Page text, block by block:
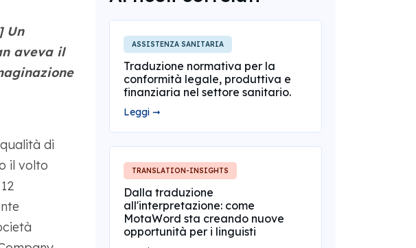
Un
aveva il
di
il volto
ASSISTENZA SANITARIA
Traduzione normativa per la
conformità legale, produttiva e
finanziaria nel settore sanitario.
Leggi ➞
TRANSLATION-INSIGHTS
Dalla traduzione
all'interpretazione: come
MotaWord sta creando nuove
opportunità per i linguisti